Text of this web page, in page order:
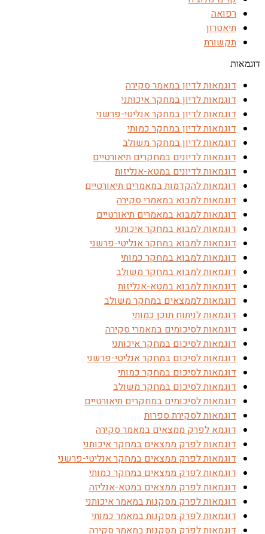
רפואה
תיאטרון
תקשורת
דוגמאות
דוגמאות לדיון במאמר סקירה
דוגמאות לדיון במחקר איכותני
דוגמאות לדיון במחקר אנליטי-פרשני
דוגמאות לדיון במחקר כמותי
דוגמאות לדיון במחקר משולב
דוגמאות לדיונים במחקרים תיאורטיים
דוגמאות לדיונים במטא-אנליזות
דוגמאות להקדמות במאמרים תיאורטיים
דוגמאות למבוא במאמרי סקירה
דוגמאות למבוא במאמרים תיאורטיים
דוגמאות למבוא במחקר איכותני
דוגמאות למבוא במחקר אנליטי-פרשני
דוגמאות למבוא במחקר כמותי
דוגמאות למבוא במחקר משולב
דוגמאות למבוא במטא-אנליזות
דוגמאות לממצאים במחקר משולב
דוגמאות לניתוח תוכן כמותי
דוגמאות לסיכומים במאמרי סקירה
דוגמאות לסיכום במחקר איכותני
דוגמאות לסיכום במחקר אנליטי-פרשני
דוגמאות לסיכום במחקר כמותי
דוגמאות לסיכום במחקר משולב
דוגמאות לסיכומים במחקרים תיאורטיים
דוגמאות לסקירת ספרות
דוגמא לפרק ממצאים במאמר סקירה
דוגמאות לפרק ממצאים במחקר איכותני
דוגמאות לפרק ממצאים במחקר אנליטי-פרשני
דוגמאות לפרק ממצאים במחקר כמותי
דוגמאות לפרק ממצאים במטא-אנליזה
דוגמאות לפרק מסקנות במאמר איכותני
דוגמאות לפרק מסקנות במאמר כמותי
דוגמאות לפרק מסקנות במאמר סקירה